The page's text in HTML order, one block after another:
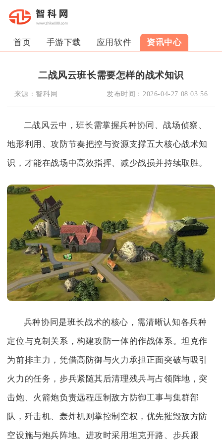
首页 手游下载 应用软件 资讯中心
二战风云班长需要怎样的战术知识
来源： 智科网 发布时间： 2026-04-27 08:03:56
二战风云中，班长需掌握兵种协同、战场侦察、
地形利用、攻防节奏把控与资源支撑五大核心战术知
识，才能在战场中高效指挥、减少战损并持续取胜。
兵种协同是班长战术的核心，需清晰认知各兵种
定位与克制关系，构建攻防一体的作战体系。坦克作
为前排主力，凭借高防御与火力承担正面突破与吸引
火力的任务，步兵紧随其后清理残兵与占领阵地，突
击炮、火箭炮负责远程压制敌方防御工事与集群部
队，歼击机、轰炸机则掌控制空权，优先摧毁敌方防
空设施与炮兵阵地。进攻时采用坦克开路、步兵跟